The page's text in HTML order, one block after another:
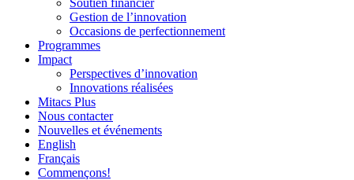
Soutien financier
Gestion de l’innovation
Occasions de perfectionnement
Programmes
Impact
Perspectives d’innovation
Innovations réalisées
Mitacs Plus
Nous contacter
Nouvelles et événements
English
Français
Commençons!